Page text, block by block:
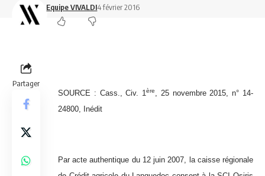
Equipe VIVALDI4 février 2016
Partager
SOURCE : Cass., Civ. 1ère, 25 novembre 2015, n° 14-
24800, Inédit
Par acte authentique du 12 juin 2007, la caisse régionale